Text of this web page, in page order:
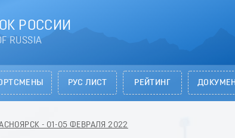
РОССИИ
RUSSIA
РУС ЛИСТ РЕЙТИНГ
- 01-05 ФЕВРАЛЯ 2022